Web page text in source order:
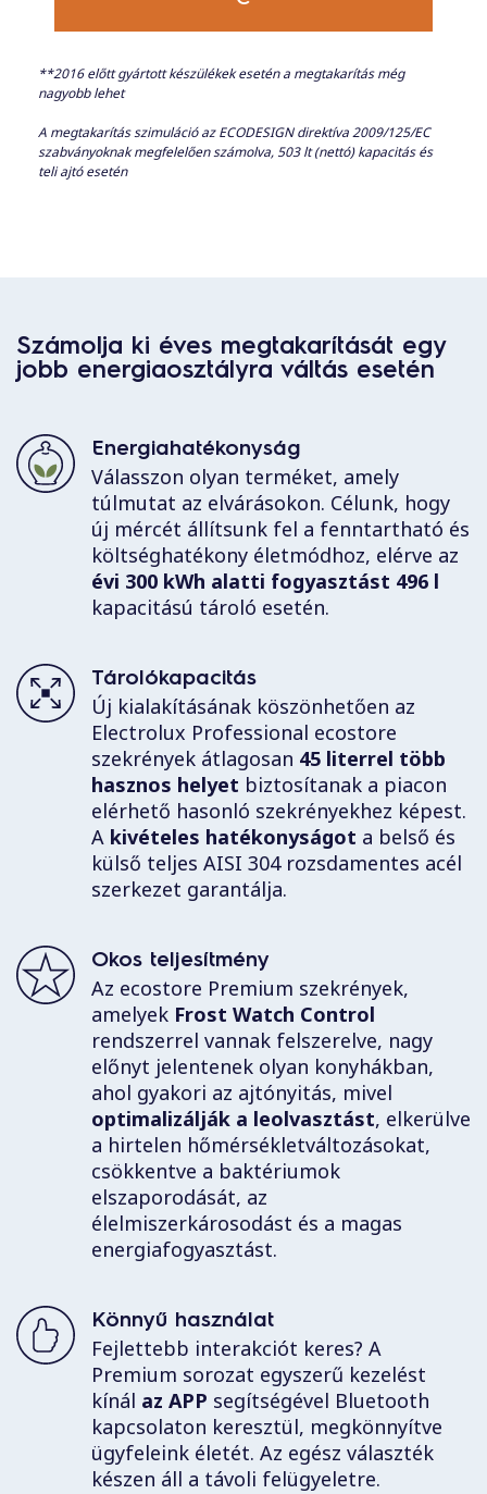
**2016 előtt gyártott készülékek esetén a megtakarítás még
nagyobb lehet
A megtakarítás szimuláció az ECODESIGN direktíva 2009/125/EC
szabványoknak megfelelően számolva, 503 lt (nettó) kapacitás és
teli ajtó esetén
Számolja ki éves megtakarítását egy
jobb energiaosztályra váltás esetén
Energiahatékonyság
Válasszon olyan terméket, amely
túlmutat az elvárásokon. Célunk, hogy
új mércét állítsunk fel a fenntartható és
költséghatékony életmódhoz, elérve az
évi 300 kWh alatti fogyasztást 496 l
kapacitású tároló esetén.
Tárolókapacitás
Új kialakításának köszönhetően az
Electrolux Professional ecostore
szekrények átlagosan 45 literrel több
hasznos helyet biztosítanak a piacon
elérhető hasonló szekrényekhez képest.
A kivételes hatékonyságot a belső és
külső teljes AISI 304 rozsdamentes acél
szerkezet garantálja.
Okos teljesítmény
Az ecostore Premium szekrények,
amelyek Frost Watch Control
rendszerrel vannak felszerelve, nagy
előnyt jelentenek olyan konyhákban,
ahol gyakori az ajtónyitás, mivel
optimalizálják a leolvasztást, elkerülve
a hirtelen hőmérsékletváltozásokat,
csökkentve a baktériumok
elszaporodását, az
élelmiszerkárosodást és a magas
energiafogyasztást.
Könnyű használat
Fejlettebb interakciót keres? A
Premium sorozat egyszerű kezelést
kínál az APP segítségével Bluetooth
kapcsolaton keresztül, megkönnyítve
ügyfeleink életét. Az egész választék
készen áll a távoli felügyeletre.